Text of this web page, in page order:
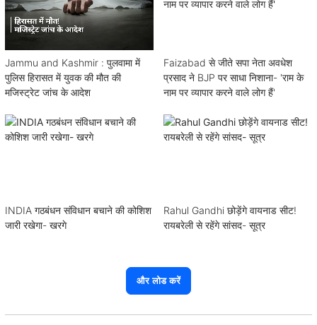
Jammu and Kashmir : पुलवामा में
पुलिस हिरासत में युवक की मौत की
मजिस्ट्रेट जांच के आदेश
Faizabad से जीते सपा नेता अवधेश
प्रसाद ने BJP पर साधा निशाना- 'राम के
नाम पर व्यापार करने वाले लोग हैं'
INDIA गठबंधन संविधान बचाने की कोशिश
जारी रखेगा- खरगे
Rahul Gandhi छोड़ेंगे वायनाड सीट!
रायबरेली से रहेंगे सांसद- सूत्र
और लोड करें